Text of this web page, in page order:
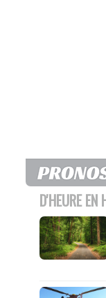
D'HEURE EN